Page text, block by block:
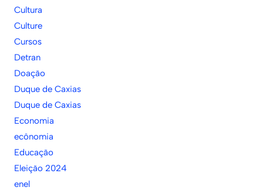
Cultura
Culture
Cursos
Detran
Doação
Duque de Caxias
Duque de Caxias
Economia
ecônomia
Educação
Eleição 2024
enel